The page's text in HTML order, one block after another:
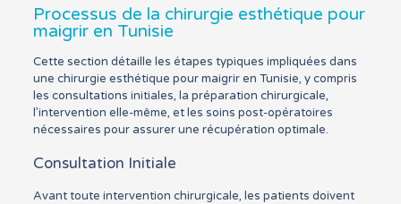
Processus de la chirurgie esthétique pour
maigrir en Tunisie
Cette section détaille les étapes typiques impliquées dans
une chirurgie esthétique pour maigrir en Tunisie, y compris
les consultations initiales, la préparation chirurgicale,
l’intervention elle-même, et les soins post-opératoires
nécessaires pour assurer une récupération optimale.
Consultation Initiale
Avant toute intervention chirurgicale, les patients doivent